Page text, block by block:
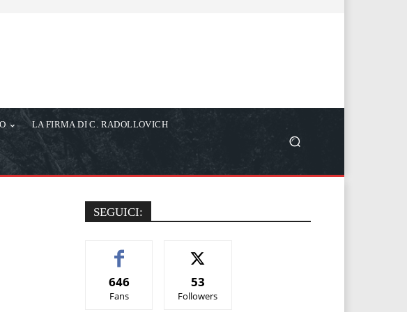
LA FIRMA DI C. RADOLLOVICH
SEGUICI:
646
Fans
53
Followers